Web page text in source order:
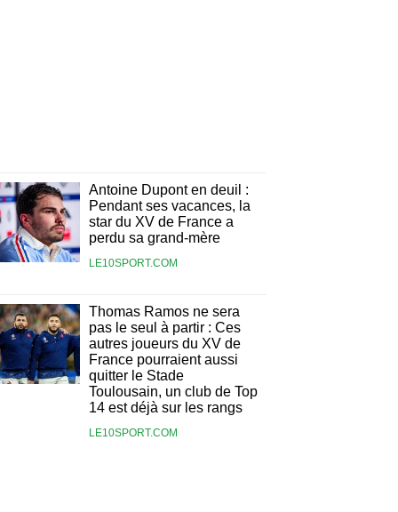
Antoine Dupont en deuil :
Pendant ses vacances, la
star du XV de France a
perdu sa grand-mère
LE10SPORT.COM
Thomas Ramos ne sera
pas le seul à partir : Ces
autres joueurs du XV de
France pourraient aussi
quitter le Stade
Toulousain, un club de Top
14 est déjà sur les rangs
LE10SPORT.COM